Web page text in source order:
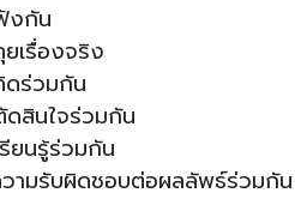
งกัน
เรื่องจริง
ร่วมกัน
สินใจร่วมกัน
ยนรู้ร่วมกัน
ามรับผิดชอบต่อผลลัพธ์ร่วมกัน